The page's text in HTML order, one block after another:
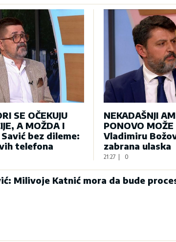
SE OČEKUJU
A MOŽDA I
Savić bez dileme:
telefona
NEKADAŠNJI
PONOVO MOŽE
Vladimiru
zabrana ulaska
21:27 | 0
Milivoje Katnić mora da bude